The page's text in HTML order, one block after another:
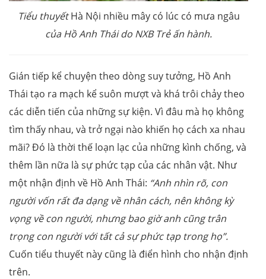
Tiểu thuyếtHà Nội nhiều mây có lúc có mưa ngâu
của Hồ Anh Thái do NXB Trẻ ấn hành.
Gián tiếp kể chuyện theo dòng suy tưởng, Hồ Anh
Thái tạo ra mạch kể suôn mượt và khá trôi chảy theo
các diễn tiến của những sự kiện. Vì đâu mà họ không
tìm thấy nhau, và trở ngại nào khiến họ cách xa nhau
mãi? Đó là thời thế loạn lạc của những kình chống, và
thêm lần nữa là sự phức tạp của các nhân vật. Như
một nhận định về Hồ Anh Thái: “Anh nhìn rõ, con
người vốn rất đa dạng về nhân cách, nên không kỳ
vọng về con người, nhưng bao giờ anh cũng trân
trọng con người với tất cả sự phức tạp trong họ”.
Cuốn tiểu thuyết này cũng là điển hình cho nhận định
trên.